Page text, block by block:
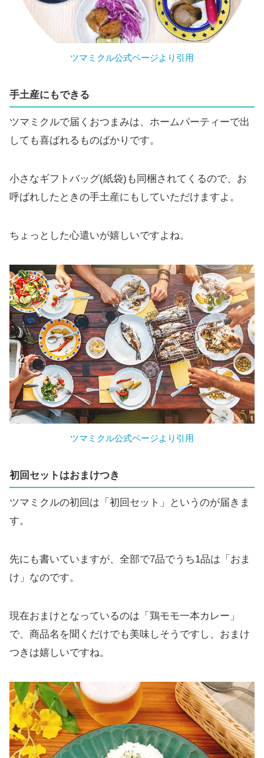
ツマミクル公式ページより引用
手土産にもできる
ツマミクルで届くおつまみは、ホームパーティーで出
しても喜ばれるものばかりです。
小さなギフトバッグ(紙袋)も同梱されてくるので、お
呼ばれしたときの手土産にもしていただけますよ。
ちょっとした心遣いが嬉しいですよね。
ツマミクル公式ページより引用
初回セットはおまけつき
ツマミクルの初回は「初回セット」というのが届きま
す。
先にも書いていますが、全部で7品でうち1品は「おま
け」なのです。
現在おまけとなっているのは「鶏モモ一本カレー」
で、商品名を聞くだけでも美味しそうですし、おまけ
つきは嬉しいですね。